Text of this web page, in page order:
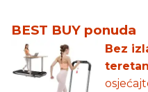
BEST BUY ponuda
Bez